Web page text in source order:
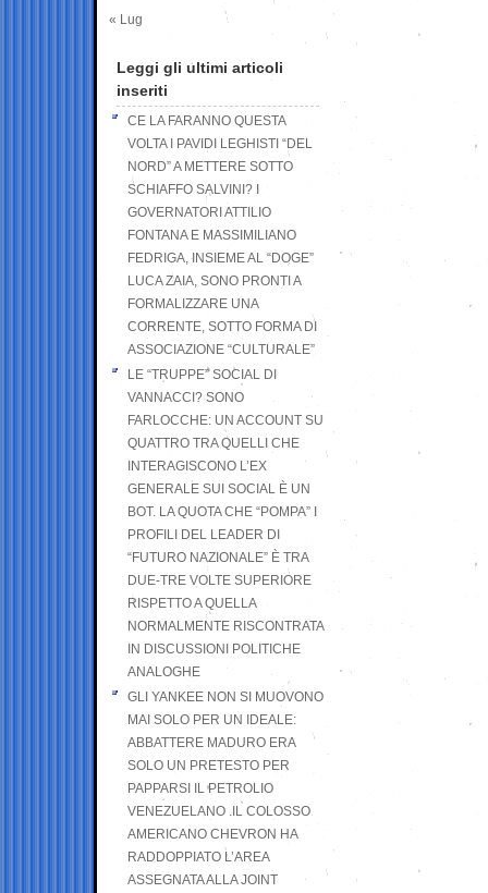
« Lug
Leggi gli ultimi articoli
inseriti
CE LA FARANNO QUESTA
VOLTA I PAVIDI LEGHISTI “DEL
NORD” A METTERE SOTTO
SCHIAFFO SALVINI? I
GOVERNATORI ATTILIO
FONTANA E MASSIMILIANO
FEDRIGA, INSIEME AL “DOGE”
LUCA ZAIA, SONO PRONTI A
FORMALIZZARE UNA
CORRENTE, SOTTO FORMA DI
ASSOCIAZIONE “CULTURALE”
LE “TRUPPE” SOCIAL DI
VANNACCI? SONO
FARLOCCHE: UN ACCOUNT SU
QUATTRO TRA QUELLI CHE
INTERAGISCONO L’EX
GENERALE SUI SOCIAL È UN
BOT. LA QUOTA CHE “POMPA” I
PROFILI DEL LEADER DI
“FUTURO NAZIONALE” È TRA
DUE-TRE VOLTE SUPERIORE
RISPETTO A QUELLA
NORMALMENTE RISCONTRATA
IN DISCUSSIONI POLITICHE
ANALOGHE
GLI YANKEE NON SI MUOVONO
MAI SOLO PER UN IDEALE:
ABBATTERE MADURO ERA
SOLO UN PRETESTO PER
PAPPARSI IL PETROLIO
VENEZUELANO .IL COLOSSO
AMERICANO CHEVRON HA
RADDOPPIATO L’AREA
ASSEGNATA ALLA JOINT